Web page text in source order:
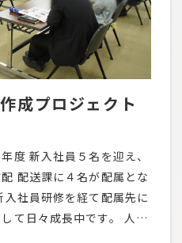
成プロジェクト
度 新入社員５名を迎え、
配送課に４名が配属とな
社員研修を経て配属先に
て日々成長中です。 人事